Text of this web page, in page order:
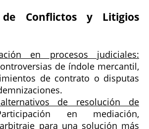
de Conflictos y Litigios
en procesos judiciales:
de índole mercantil,
de contrato o disputas
de resolución de
en mediación,
para una solución más